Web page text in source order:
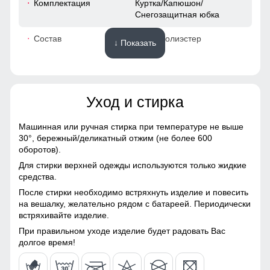
Без этого элемента сегодня не обходится практически ни
одна горнолыжная куртка. Это прекрасная защита от
снега и ветра. Часто на резинку юбки наносят
специальные силиконовые полосы, так она лучше
фиксируется на горнолыжном полукомбинезоне
Высокий воротник
Элемент одежды нужен для защиты шеи от холода, но со
временем стал стильной и модной деталью гардероба.
41
50 (XXL)
Комплектация
Куртка/Капюшон/
Снегозащитная юбка
Состав 100% Полиэстер
Gore-tex, Мембранные
материалы, Натуральные
Плащевка, Тефлон,
Болонь, Экологичные
Материал подкладки
куртки
Mesh
Материал подкладки
капюшона
Mesh
Материал подкладки
воротника
Флис/Полиэстер
↓ Показать
Уход и стирка
Машинная или ручная стирка при температуре не выше
30°, бережный/деликатный отжим (не более 600
оборотов).
Для стирки верхней одежды используются только жидкие
средства.
После стирки необходимо встряхнуть изделие и повесить
на вешалку, желательно рядом с батареей. Периодически
встряхивайте изделие.
При правильном уходе изделие будет радовать Вас
долгое время!